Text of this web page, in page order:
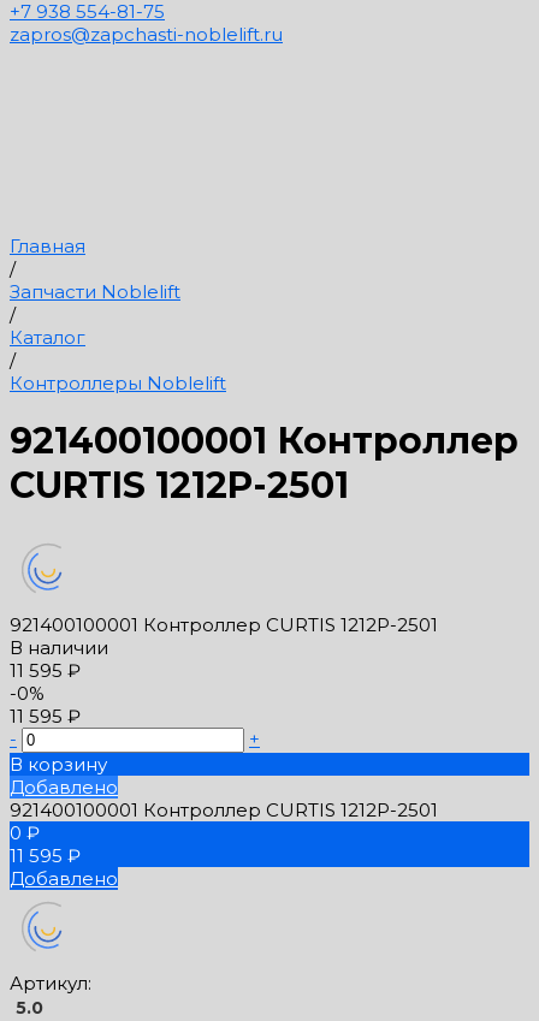
+7 938 554-81-75
zapros@zapchasti-noblelift.ru
Главная
/
Запчасти Noblelift
/
Каталог
/
Контроллеры Noblelift
921400100001 Контроллер
CURTIS 1212P-2501
921400100001 Контроллер CURTIS 1212P-2501
В наличии
11 595 ₽
-0%
11 595 ₽
-
+
В корзину
Добавлено
921400100001 Контроллер CURTIS 1212P-2501
0 ₽
11 595 ₽
Добавлено
Артикул:
5.0